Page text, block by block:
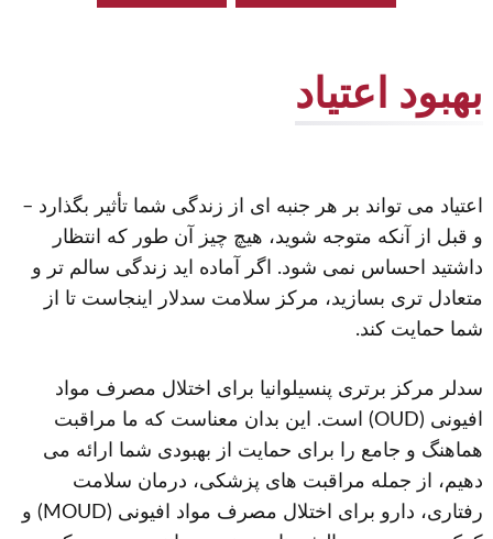
بهبود اعتیاد
اعتیاد می تواند بر هر جنبه ای از زندگی شما تأثیر بگذارد –
و قبل از آنکه متوجه شوید، هیچ چیز آن طور که انتظار
داشتید احساس نمی شود. اگر آماده اید زندگی سالم تر و
متعادل تری بسازید، مرکز سلامت سدلار اینجاست تا از
شما حمایت کند.
سدلر مرکز برتری پنسیلوانیا برای اختلال مصرف مواد
افیونی (OUD) است. این بدان معناست که ما مراقبت
هماهنگ و جامع را برای حمایت از بهبودی شما ارائه می
دهیم، از جمله مراقبت های پزشکی، درمان سلامت
رفتاری، دارو برای اختلال مصرف مواد افیونی (MOUD) و